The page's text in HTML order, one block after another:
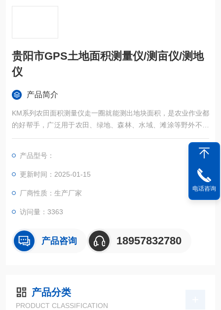
贵阳市GPS土地面积测量仪/测亩仪/测地
仪
产品简介
KM系列农田面积测量仪走一圈就能测出地块面积，是农业作业都
的好帮手，广泛用于农田、绿地、森林、水域、滩涂等野外不规
则区域面积的精确测量。
产品型号：
更新时间：2025-01-15
厂商性质：生产厂家
访问量：3363
产品咨询 18957832780
产品分类
PRODUCT CLASSIFICATION
电话咨询